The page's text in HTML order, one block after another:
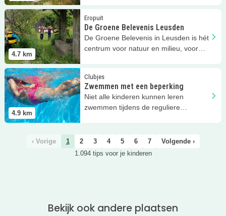
4.7 km
Eropuit
De Groene Belevenis Leusden
De Groene Belevenis in Leusden is hét
centrum voor natuur en milieu, voor
Lees meer De Groene Belevenis Leusden
4.9 km
Clubjes
Zwemmen met een beperking
Niet alle kinderen kunnen leren
zwemmen tijdens de reguliere
Lees meer Zwemmen met een beperking
‹ Vorige 1 2 3 4 5 6 7
Volgende ›
1.094 tips voor je kinderen
Bekijk ook andere plaatsen